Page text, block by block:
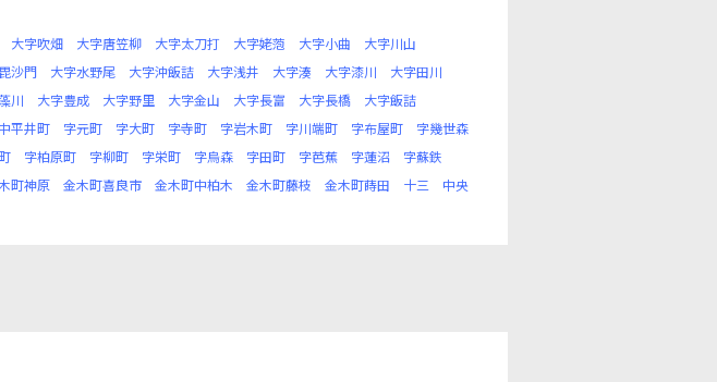
大字吹畑 大字唐笠柳 大字太刀打 大字姥萢 大字小曲
大字川山
沙門 大字水野尾 大字沖飯詰 大字浅井 大字湊 大字漆川
大字田川
川 大字豊成 大字野里 大字金山 大字長富 大字長橋
大字飯詰
平井町 字元町 字大町 字寺町 字岩木町 字川端町 字布屋町
字幾世森
字柏原町 字柳町 字栄町 字烏森 字田町 字芭蕉 字蓮沼
字蘇鉄
町神原 金木町喜良市 金木町中柏木 金木町藤枝 金木町蒔田 十三
中央